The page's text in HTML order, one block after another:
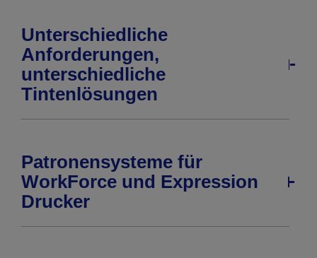
Unterschiedliche
Anforderungen,
unterschiedliche
Tintenlösungen
Patronensysteme für
WorkForce und Expression
Drucker